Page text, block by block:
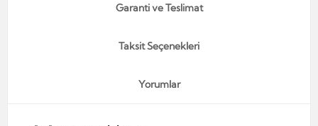
Garanti ve Teslimat
Taksit Seçenekleri
Yorumlar